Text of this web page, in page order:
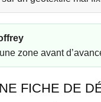
zone avant
FICHE DE